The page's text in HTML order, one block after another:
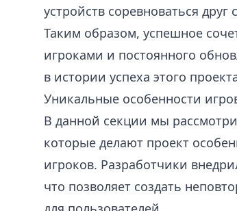
устройств соревноваться друг
Таким образом, успешное
игроками и постоянного
в истории успеха этого
Уникальные особенности
В данной секции мы
которые делают проект
игроков. Разработчики
что позволяет создать